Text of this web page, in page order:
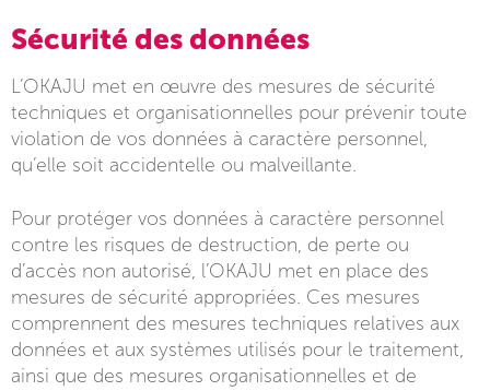
Sécurité des données
L’OKAJU met en œuvre des mesures de sécurité
techniques et organisationnelles pour prévenir toute
violation de vos données à caractère personnel,
qu’elle soit accidentelle ou malveillante.
Pour protéger vos données à caractère personnel
contre les risques de destruction, de perte ou
d’accès non autorisé, l’OKAJU met en place des
mesures de sécurité appropriées. Ces mesures
comprennent des mesures techniques relatives aux
données et aux systèmes utilisés pour le traitement,
ainsi que des mesures organisationnelles et de